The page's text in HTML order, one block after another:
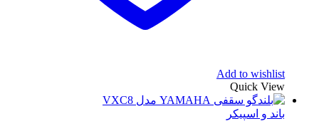
Add to wishlist
Quick View
باند و اسپیکر